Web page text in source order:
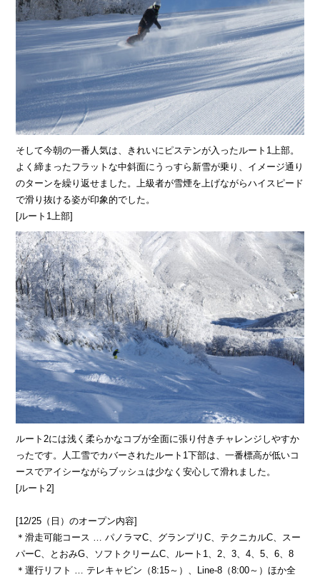
そして今朝の一番人気は、きれいにピステンが入ったルート1上部。
よく締まったフラットな中斜面にうっすら新雪が乗り、イメージ通り
のターンを繰り返せました。上級者が雪煙を上げながらハイスピード
で滑り抜ける姿が印象的でした。
[ルート1上部]
ルート2には浅く柔らかなコブが全面に張り付きチャレンジしやすか
ったです。人工雪でカバーされたルート1下部は、一番標高が低いコ
ースでアイシーながらブッシュは少なく安心して滑れました。
[ルート2]
[12/25（日）のオープン内容]
＊滑走可能コース … パノラマC、グランプリC、テクニカルC、スー
パーC、とおみG、ソフトクリームC、ルート1、2、3、4、5、6、8
＊運行リフト … テレキャビン（8:15～）、Line-8（8:00～）ほか全